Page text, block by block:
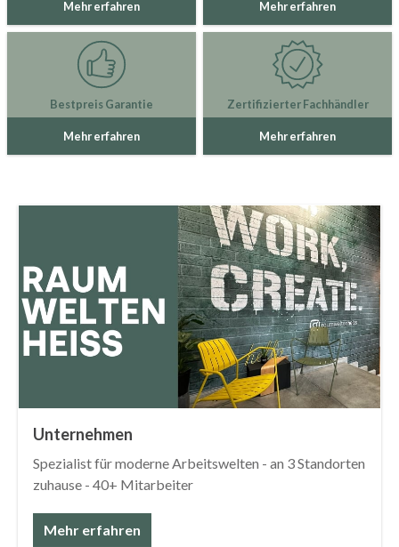
Mehr erfahren Mehr erfahren
Bestpreis Garantie
Mehr erfahren
Zertifizierter Fachhändler
Mehr erfahren
Unternehmen
Spezialist für moderne Arbeitswelten - an 3 Standorten
zuhause - 40+ Mitarbeiter
Mehr erfahren